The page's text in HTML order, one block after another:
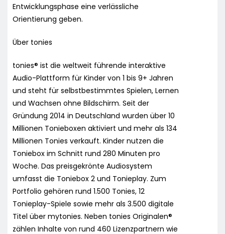
Entwicklungsphase eine verlässliche
Orientierung geben.
Über tonies
tonies® ist die weltweit führende interaktive
Audio-Plattform für Kinder von 1 bis 9+ Jahren
und steht für selbstbestimmtes Spielen, Lernen
und Wachsen ohne Bildschirm. Seit der
Gründung 2014 in Deutschland wurden über 10
Millionen Tonieboxen aktiviert und mehr als 134
Millionen Tonies verkauft. Kinder nutzen die
Toniebox im Schnitt rund 280 Minuten pro
Woche. Das preisgekrönte Audiosystem
umfasst die Toniebox 2 und Tonieplay. Zum
Portfolio gehören rund 1.500 Tonies, 12
Tonieplay-Spiele sowie mehr als 3.500 digitale
Titel über mytonies. Neben tonies Originalen®
zählen Inhalte von rund 460 Lizenzpartnern wie